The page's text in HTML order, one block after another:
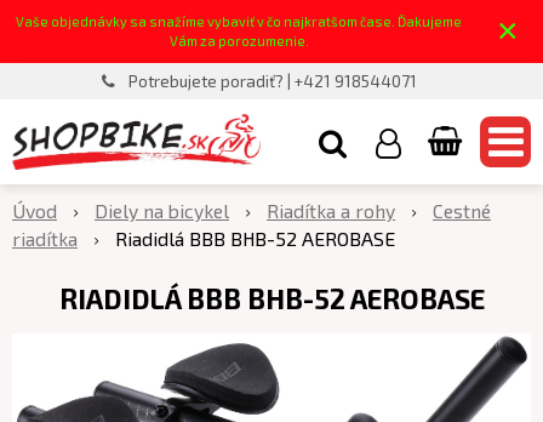
Vaše objednávky sa snažíme vybaviť v čo najkratšom čase. Ďakujeme
Vám za porozumenie.
×
Potrebujete poradiť? | +421 918544071
Úvod Diely na bicykel Riadítka a rohy
Cestné
riadítka
Riadidlá BBB BHB-52 AEROBASE
RIADIDLÁ BBB BHB-52 AEROBASE